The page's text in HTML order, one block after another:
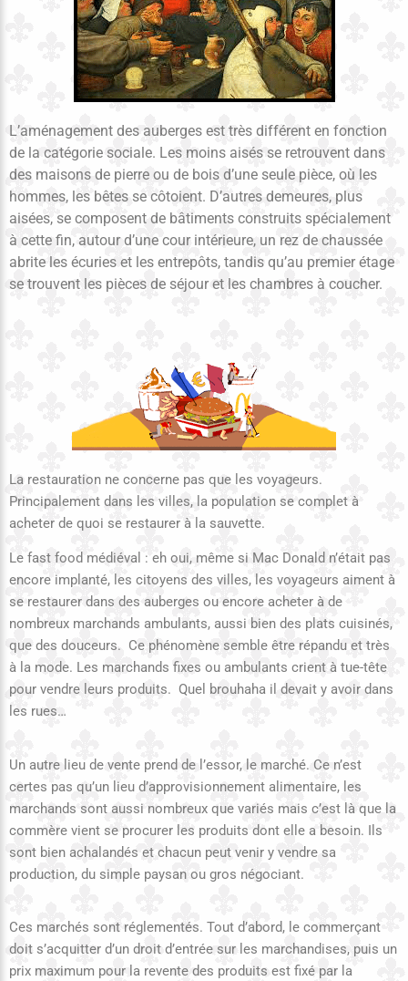
L’aménagement des auberges est très différent en fonction
de la catégorie sociale. Les moins aisés se retrouvent dans
des maisons de pierre ou de bois d’une seule pièce, où les
hommes, les bêtes se côtoient. D’autres demeures, plus
aisées, se composent de bâtiments construits spécialement
à cette fin, autour d’une cour intérieure, un rez de chaussée
abrite les écuries et les entrepôts, tandis qu’au premier étage
se trouvent les pièces de séjour et les chambres à coucher.
La restauration ne concerne pas que les voyageurs.
Principalement dans les villes, la population se complet à
acheter de quoi se restaurer à la sauvette.
Le fast food médiéval : eh oui, même si Mac Donald n’était pas
encore implanté, les citoyens des villes, les voyageurs aiment à
se restaurer dans des auberges ou encore acheter à de
nombreux marchands ambulants, aussi bien des plats cuisinés,
que des douceurs. Ce phénomène semble être répandu et très
à la mode. Les marchands fixes ou ambulants crient à tue-tête
pour vendre leurs produits. Quel brouhaha il devait y avoir dans
les rues…
Un autre lieu de vente prend de l’essor, le marché. Ce n’est
certes pas qu’un lieu d’approvisionnement alimentaire, les
marchands sont aussi nombreux que variés mais c’est là que la
commère vient se procurer les produits dont elle a besoin. Ils
sont bien achalandés et chacun peut venir y vendre sa
production, du simple paysan ou gros négociant.
Ces marchés sont réglementés. Tout d’abord, le commerçant
doit s’acquitter d’un droit d’entrée sur les marchandises, puis un
prix maximum pour la revente des produits est fixé par la